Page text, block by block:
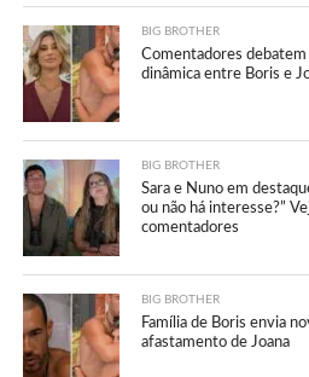
BIG BROTHER
Comentadores debatem
dinâmica entre Boris e
BIG BROTHER
Sara e Nuno em
ou não há interesse?”
comentadores
BIG BROTHER
Família de Boris envia
afastamento de Joana